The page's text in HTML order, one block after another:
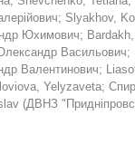
; Slyakhov,
Юхимович;
Васильович;
Валентинович;
Yelyzaveta;
(ДВНЗ